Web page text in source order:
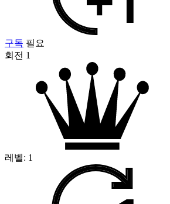
구독 필요
회전 1
레벨: 1